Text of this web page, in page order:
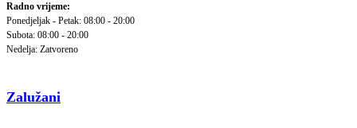
Radno vrijeme:
Ponedjeljak - Petak: 08:00 - 20:00
Subota: 08:00 - 20:00
Nedelja: Zatvoreno
Zalužani